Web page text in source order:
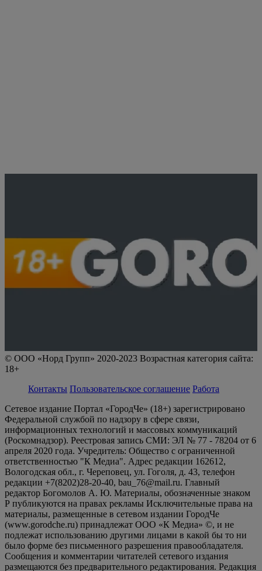
© ООО «Норд Групп» 2020-2023 Возрастная категория сайта:
18+
Контакты Пользовательское соглашение Работа
Сетевое издание Портал «ГородЧе» (18+) зарегистрировано
Федеральной службой по надзору в сфере связи,
информационных технологий и массовых коммуникаций
(Роскомнадзор). Реестровая запись СМИ: ЭЛ № 77 - 78204 от 6
апреля 2020 года. Учредитель: Общество с ограниченной
ответственностью "К Медиа". Адрес редакции 162612,
Вологодская обл., г. Череповец, ул. Гоголя, д. 43, телефон
редакции +7(8202)28-20-40, bau_76@mail.ru. Главный
редактор Богомолов А. Ю. Материалы, обозначенные знаком
Р публикуются на правах рекламы Исключительные права на
материалы, размещенные в сетевом издании ГородЧе
(www.gorodche.ru) принадлежат ООО «К Медиа» ©, и не
подлежат использованию другими лицами в какой бы то ни
было форме без письменного разрешения правообладателя.
Сообщения и комментарии читателей сетевого издания
размещаются без предварительного редактирования. Редакция